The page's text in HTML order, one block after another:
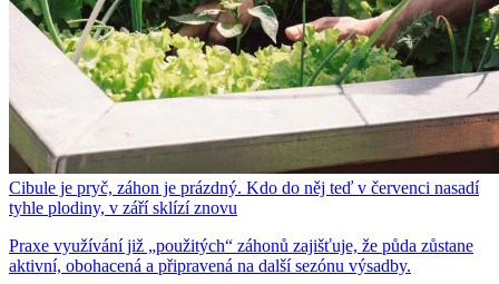
Cibule je pryč, záhon je prázdný. Kdo do něj teď v červenci nasadí
tyhle plodiny, v září sklízí znovu
Praxe využívání již „použitých“ záhonů zajišťuje, že půda zůstane
aktivní, obohacená a připravená na další sezónu výsadby.